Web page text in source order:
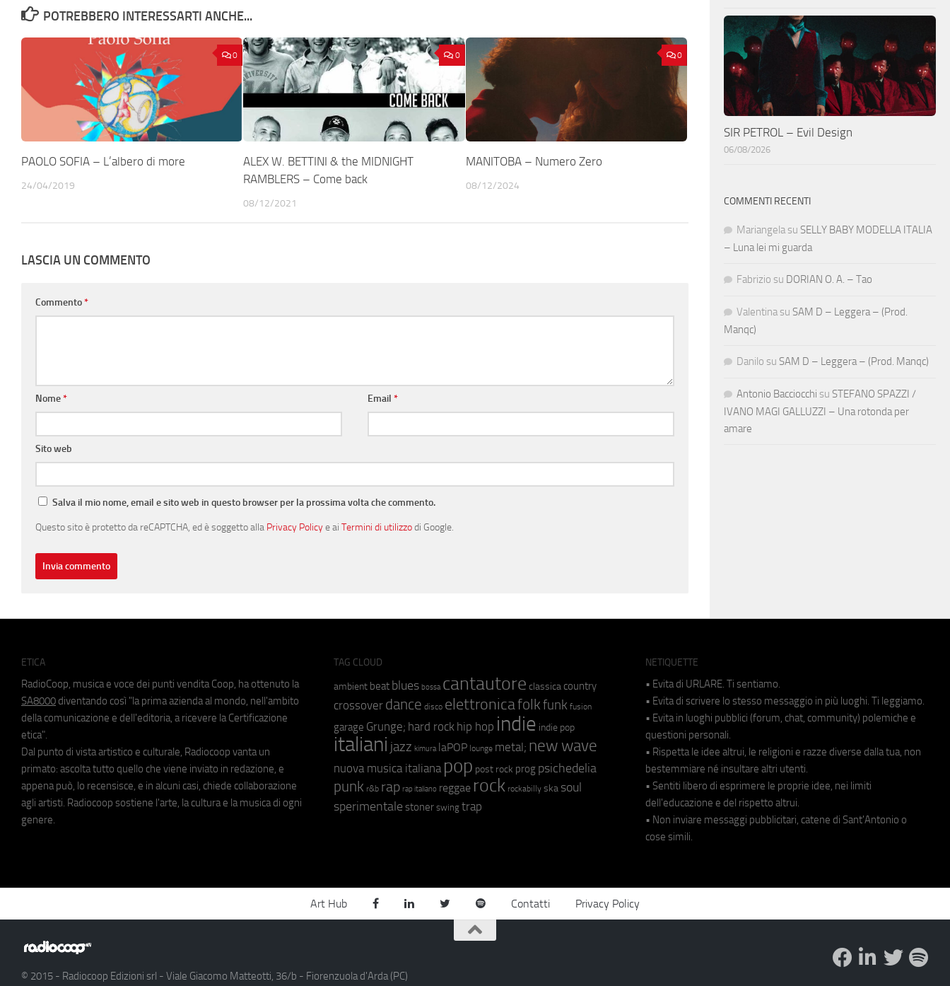
POTREBBERO INTERESSARTI ANCHE...
0
PAOLO SOFIA – L’albero di more
24/04/2019
0
ALEX W. BETTINI & the MIDNIGHT
RAMBLERS – Come back
08/12/2021
0
MANITOBA – Numero Zero
08/12/2024
LASCIA UN COMMENTO
Commento*
Nome* Email*
Sito web
Salva il mio nome, email e sito web in questo browser per la prossima volta che commento.
Questo sito è protetto da reCAPTCHA, ed è soggetto alla Privacy Policye ai Termini di utilizzodi Google.
SIR PETROL – Evil Design
06/08/2026
COMMENTI RECENTI
Mariangela su SELLY BABY MODELLA ITALIA
– Luna lei mi guarda
Fabrizio su DORIAN O. A. – Tao
Valentina su SAM D – Leggera – (Prod.
Manqc)
Danilo su SAM D – Leggera – (Prod. Manqc)
Antonio Bacciocchi su STEFANO SPAZZI /
IVANO MAGI GALLUZZI – Una rotonda per
amare
ETICA
RadioCoop, musica e voce dei punti vendita Coop, ha ottenuto la
SA8000 diventando così "la prima azienda al mondo, nell'ambito
della comunicazione e dell'editoria, a ricevere la Certificazione
etica".
Dal punto di vista artistico e culturale, Radiocoop vanta un
primato: ascolta tutto quello che viene inviato in redazione, e
appena può, lo recensisce, e in alcuni casi, chiede collaborazione
agli artisti. Radiocoop sostiene l'arte, la cultura e la musica di ogni
genere.
TAG CLOUD
ambient beat blues bossa cantautore classica country
crossover dance disco elettronicafolkfunk fusion
garage Grunge; hard rock hip hop indie indie pop
italiani jazz kimura laPOP lounge metal; new wave
nuova musica italiana pop post rock prog psichedelia
punk r&b rap rap italiano reggae rock rockabilly ska soul
sperimentale stoner swing trap
NETIQUETTE
• Evita di URLARE. Ti sentiamo.
• Evita di scrivere lo stesso messaggio in più luoghi. Ti leggiamo.
• Evita in luoghi pubblici (forum, chat, community) polemiche e
questioni personali.
• Rispetta le idee altrui, le religioni e razze diverse dalla tua, non
bestemmiare né insultare altri utenti.
• Sentiti libero di esprimere le proprie idee, nei limiti
dell'educazione e del rispetto altrui.
• Non inviare messaggi pubblicitari, catene di Sant'Antonio o
cose simili.
Art Hub Contatti Privacy Policy
© 2015 - Radiocoop Edizioni srl - Viale Giacomo Matteotti, 36/b - Fiorenzuola d'Arda (PC)